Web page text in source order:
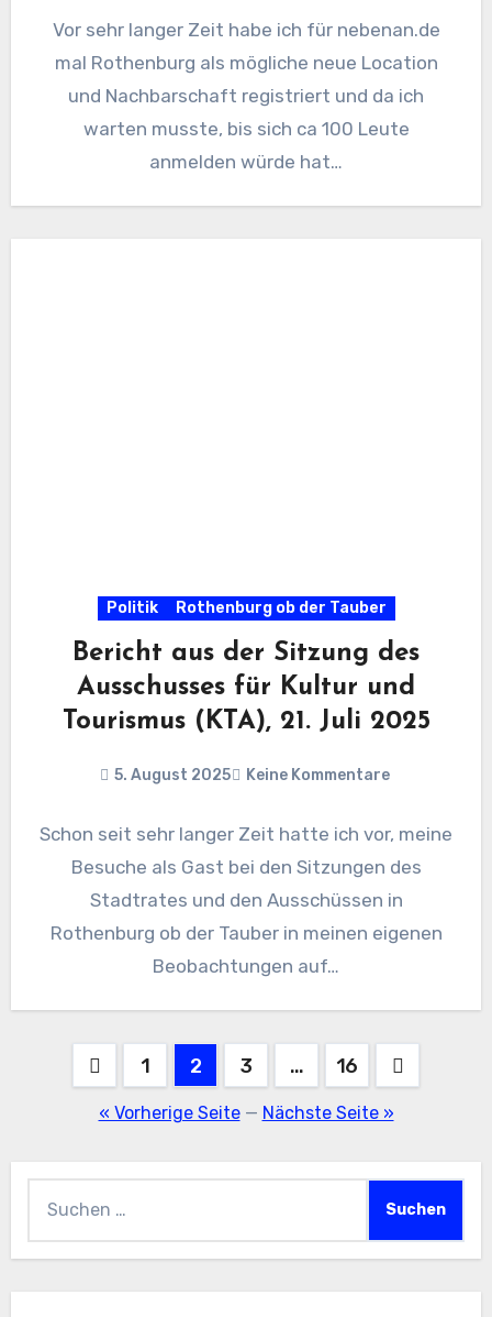
Vor sehr langer Zeit habe ich für nebenan.de
mal Rothenburg als mögliche neue Location
und Nachbarschaft registriert und da ich
warten musste, bis sich ca 100 Leute
anmelden würde hat…
Politik Rothenburg ob der Tauber
Bericht aus der Sitzung des
Ausschusses für Kultur und
Tourismus (KTA), 21. Juli 2025
5. August 2025 Keine Kommentare
Schon seit sehr langer Zeit hatte ich vor, meine
Besuche als Gast bei den Sitzungen des
Stadtrates und den Ausschüssen in
Rothenburg ob der Tauber in meinen eigenen
Beobachtungen auf…
Seitennummerierung
1 2 3 … 16
« Vorherige Seite— Nächste Seite »